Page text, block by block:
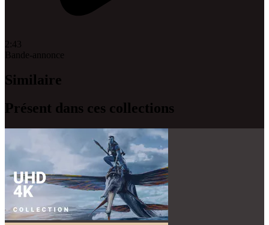
2:43
Bande-annonce
Similaire
Présent dans ces collections